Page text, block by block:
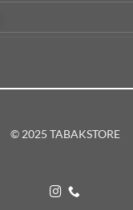
© 2025 TABAKSTORE